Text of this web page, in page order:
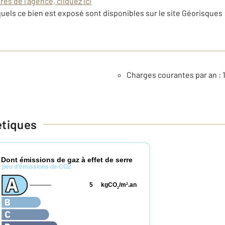
ce bien est exposé sont disponibles sur le site
Charges courantes par an :
Dont émissions de gaz à effet de serre
peu d'émissions de CO2
kgCO2/m2.an
5